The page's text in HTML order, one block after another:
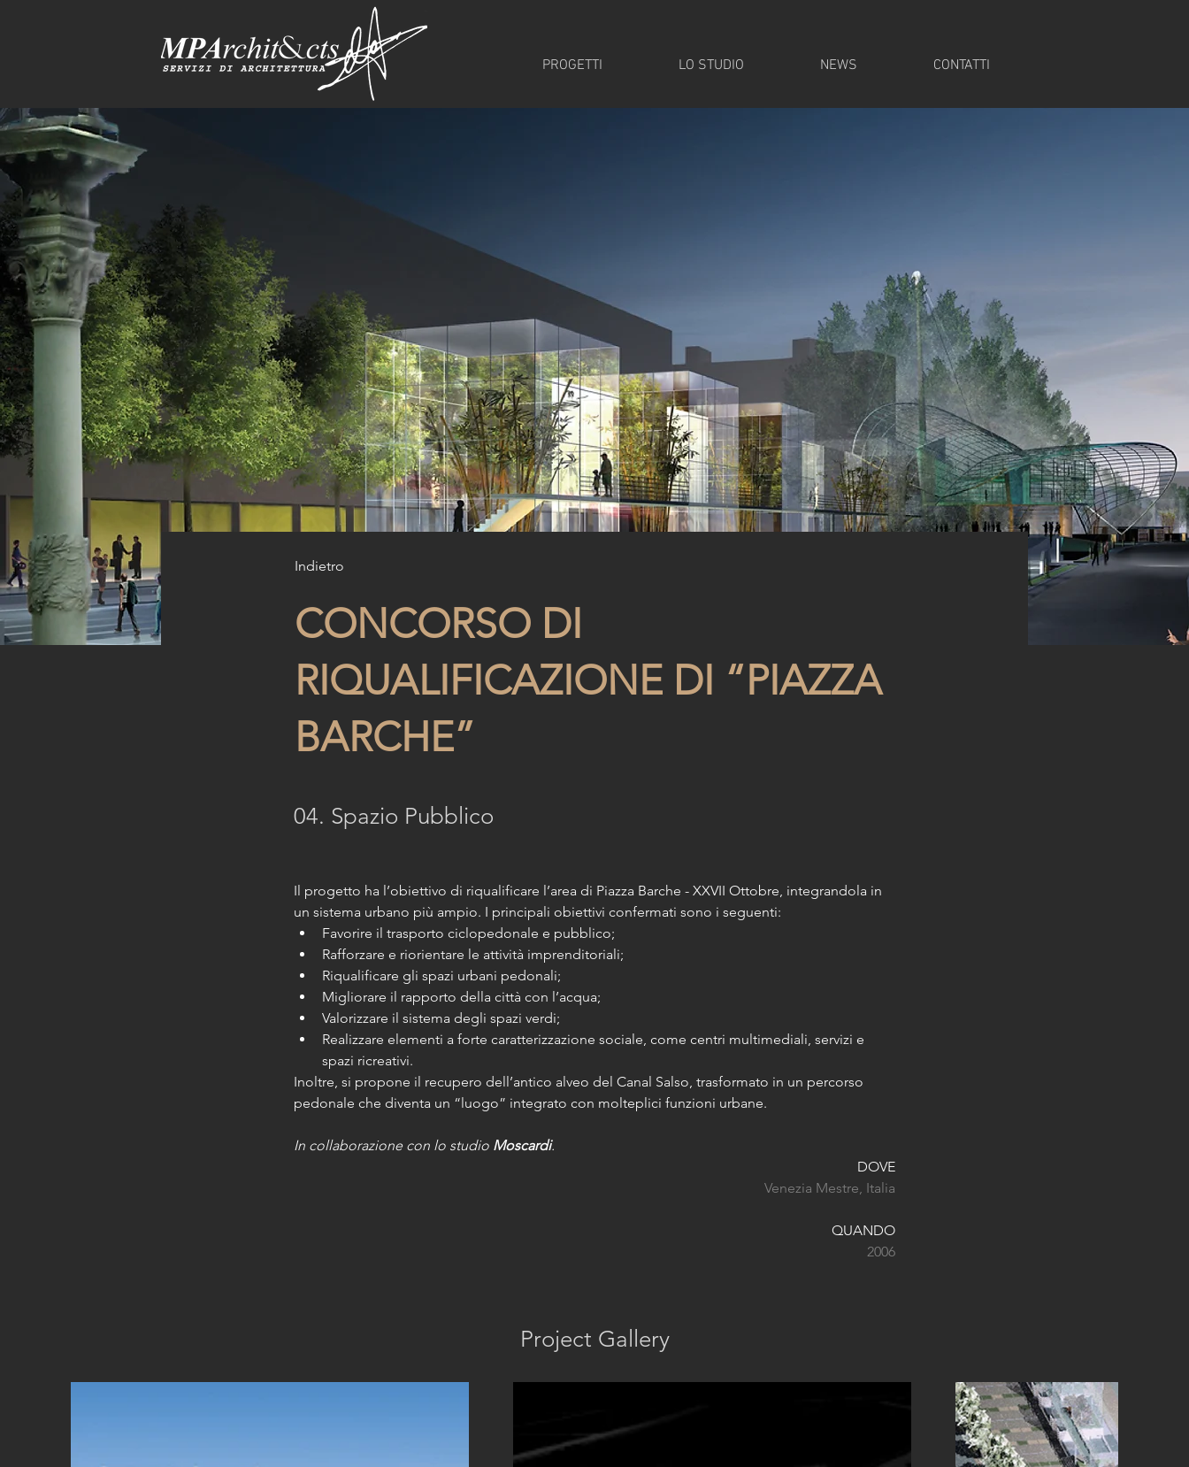
PROGETTI LO STUDIO NEWS CONTATTI
Indietro
CONCORSO DI
RIQUALIFICAZIONE DI “PIAZZA
BARCHE”
04. Spazio Pubblico
Il progetto ha l’obiettivo di riqualificare l’area di Piazza Barche - XXVII Ottobre, integrandola in
un sistema urbano più ampio. I principali obiettivi confermati sono i seguenti:
Favorire il trasporto ciclopedonale e pubblico;
Rafforzare e riorientare le attività imprenditoriali;
Riqualificare gli spazi urbani pedonali;
Migliorare il rapporto della città con l’acqua;
Valorizzare il sistema degli spazi verdi;
Realizzare elementi a forte caratterizzazione sociale, come centri multimediali, servizi e
spazi ricreativi.
Inoltre, si propone il recupero dell’antico alveo del Canal Salso, trasformato in un percorso
pedonale che diventa un “luogo” integrato con molteplici funzioni urbane.
In collaborazione con lo studio Moscardi.
DOVE
Venezia Mestre, Italia
QUANDO
2006
Project Gallery